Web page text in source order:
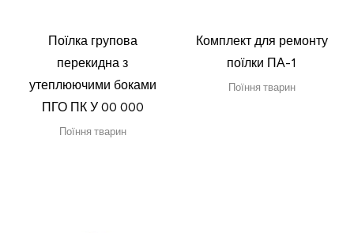
Поїлка групова
перекидна з
утеплюючими боками
ПГО ПК У 00 000
Поїння тварин
Комплект для ремонту
поїлки ПА-1
Поїння тварин